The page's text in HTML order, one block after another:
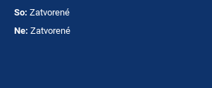
So: Zatvorené
Ne: Zatvorené